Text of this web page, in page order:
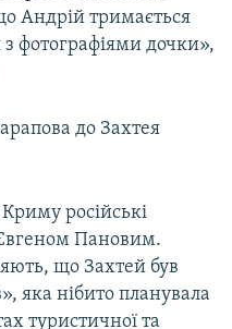
Андрій тримається
фотографіями дочки»,
до Захтея
російські
Пановим.
що Захтей був
яка нібито планувала
туристичної та